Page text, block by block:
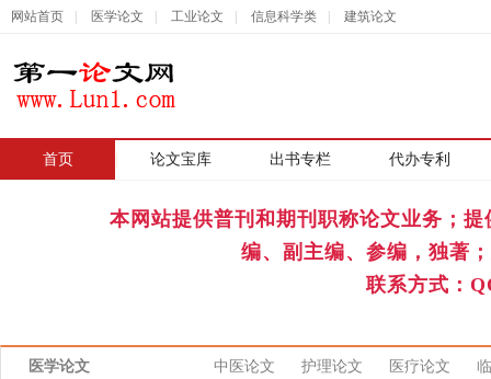
网站首页 医学论文 工业论文 信息科学类 建筑论文
首页 论文宝库 出书专栏 代办专利
本网站提供普刊和期刊职称论文业务；
编、副主编、参编，独著
联系方式：
医学论文 中医论文 护理论文 医疗论文